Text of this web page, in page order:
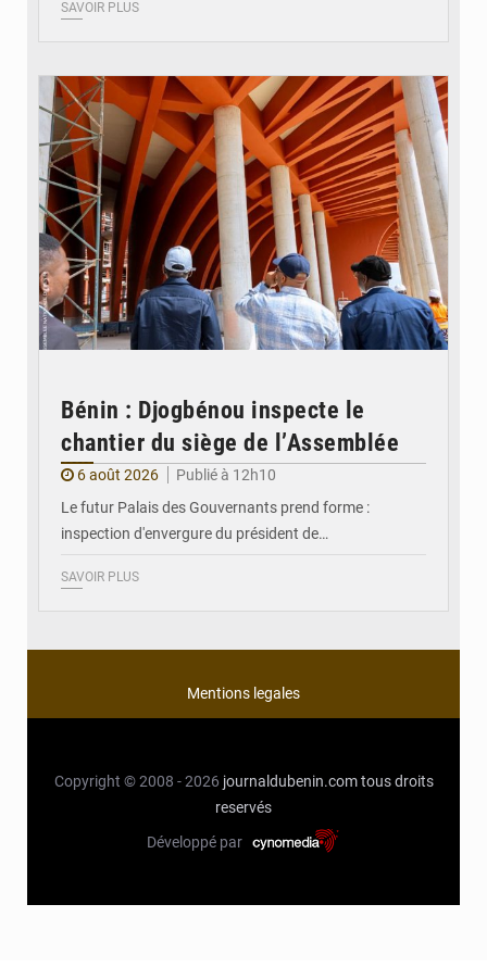
SAVOIR PLUS
Bénin : Djogbénou inspecte le
chantier du siège de l’Assemblée
6 août 2026
Publié à 12h10
Le futur Palais des Gouvernants prend forme :
inspection d'envergure du président de…
SAVOIR PLUS
Mentions legales
Copyright © 2008 - 2026 journaldubenin.com tous droits
reservés
Développé par